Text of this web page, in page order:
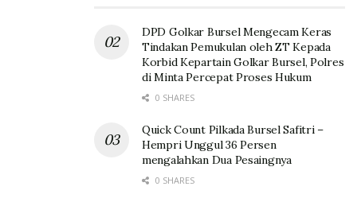
DPD Golkar Bursel Mengecam Keras
Tindakan Pemukulan oleh ZT Kepada
Korbid Kepartain Golkar Bursel, Polres
di Minta Percepat Proses Hukum
0 SHARES
Quick Count Pilkada Bursel Safitri –
Hempri Unggul 36 Persen
mengalahkan Dua Pesaingnya
0 SHARES